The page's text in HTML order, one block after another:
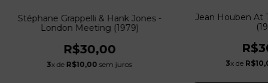
Stéphane Grappelli & Hank Jones -
London Meeting (1979)
R$30,00
3x de R$10,00 sem juros
Jean Houben At
3x de